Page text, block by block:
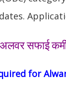
अलवर सफाई
for